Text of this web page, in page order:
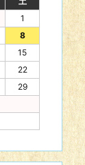
1
8
15
22
29